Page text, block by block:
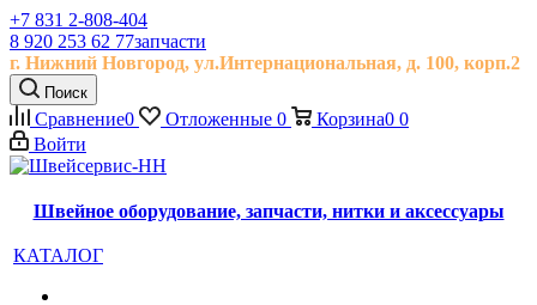
+7 831 2-808-404
8 920 253 62 77запчасти
г. Нижний Новгород, ул.Интернациональная, д. 100, корп.2
Поиск
Сравнение0 Отложенные 0 Корзина0 0
Войти
Швейное оборудование, запчасти, нитки и аксессуары
КАТАЛОГ